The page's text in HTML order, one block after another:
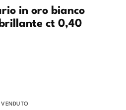
in oro bianco
ct 0,40
VENDUTO